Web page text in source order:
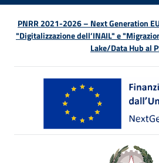
PNRR 2021-2026 – Next Generation
"Digitalizzazione dell’INAIL" e
Lake/Data Hub al